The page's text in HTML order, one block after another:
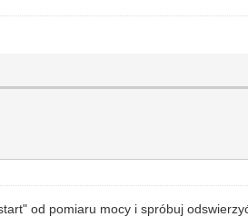
od pomiaru mocy i spróbuj